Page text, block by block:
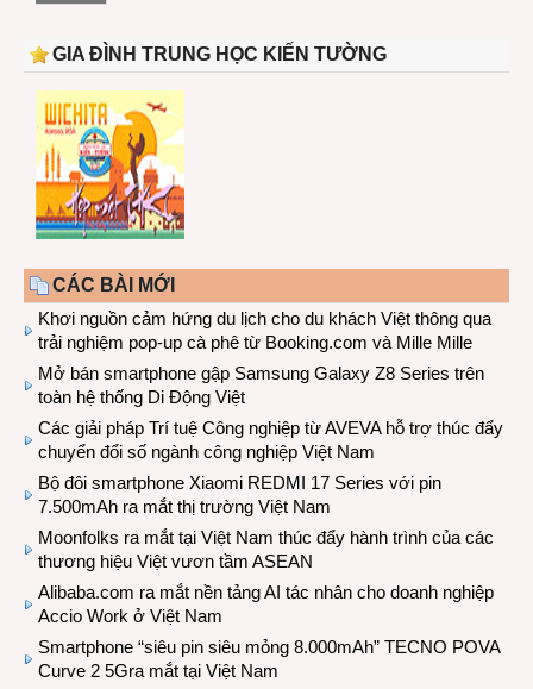
GIA ĐÌNH TRUNG HỌC KIẾN TƯỜNG
CÁC BÀI MỚI
Khơi nguồn cảm hứng du lịch cho du khách Việt thông qua
trải nghiệm pop-up cà phê từ Booking.com và Mille Mille
Mở bán smartphone gập Samsung Galaxy Z8 Series trên
toàn hệ thống Di Động Việt
Các giải pháp Trí tuệ Công nghiệp từ AVEVA hỗ trợ thúc đẩy
chuyển đổi số ngành công nghiệp Việt Nam
Bộ đôi smartphone Xiaomi REDMI 17 Series với pin
7.500mAh ra mắt thị trường Việt Nam
Moonfolks ra mắt tại Việt Nam thúc đẩy hành trình của các
thương hiệu Việt vươn tầm ASEAN
Alibaba.com ra mắt nền tảng AI tác nhân cho doanh nghiệp
Accio Work ở Việt Nam
Smartphone “siêu pin siêu mỏng 8.000mAh” TECNO POVA
Curve 2 5Gra mắt tại Việt Nam